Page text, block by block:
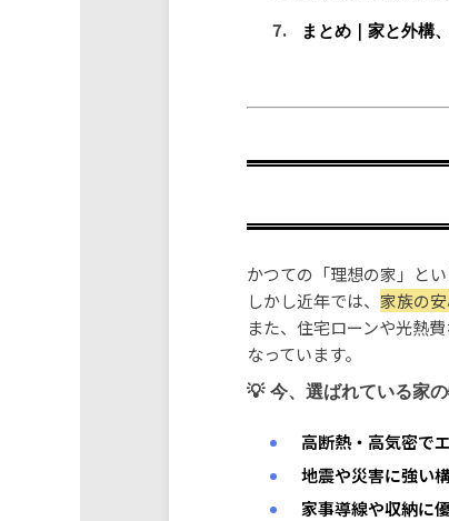
まとめ｜家と外構
かつての「理想の家」と
しかし近年では、 家族の
また、住宅ローンや光熱
なっています。
今、選ばれている家の
高断熱・高気密で
地震や災害に強い
家事導線や収納に